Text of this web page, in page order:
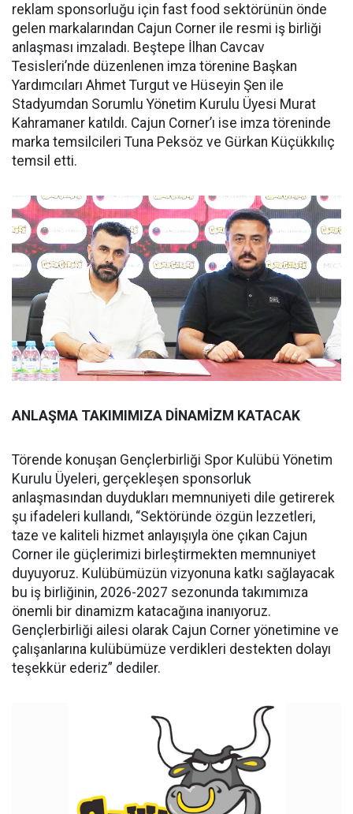
reklam sponsorluğu için fast food sektörünün önde
gelen markalarından Cajun Corner ile resmi iş birliği
anlaşması imzaladı. Beştepe İlhan Cavcav
Tesisleri’nde düzenlenen imza törenine Başkan
Yardımcıları Ahmet Turgut ve Hüseyin Şen ile
Stadyumdan Sorumlu Yönetim Kurulu Üyesi Murat
Kahramaner katıldı. Cajun Corner’ı ise imza töreninde
marka temsilcileri Tuna Peksöz ve Gürkan Küçükkılıç
temsil etti.
ANLAŞMA TAKIMIMIZA DİNAMİZM KATACAK
Törende konuşan Gençlerbirliği Spor Kulübü Yönetim
Kurulu Üyeleri, gerçekleşen sponsorluk
anlaşmasından duydukları memnuniyeti dile getirerek
şu ifadeleri kullandı, “Sektöründe özgün lezzetleri,
taze ve kaliteli hizmet anlayışıyla öne çıkan Cajun
Corner ile güçlerimizi birleştirmekten memnuniyet
duyuyoruz. Kulübümüzün vizyonuna katkı sağlayacak
bu iş birliğinin, 2026-2027 sezonunda takımımıza
önemli bir dinamizm katacağına inanıyoruz.
Gençlerbirliği ailesi olarak Cajun Corner yönetimine ve
çalışanlarına kulübümüze verdikleri destekten dolayı
teşekkür ederiz” dediler.